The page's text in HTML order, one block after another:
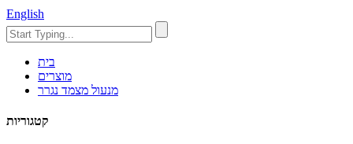
English
בית
מוצרים
מנעול מצמד נגרר
קטגוריות